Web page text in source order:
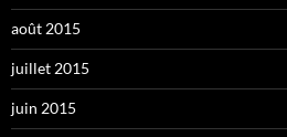
août 2015
juillet 2015
juin 2015